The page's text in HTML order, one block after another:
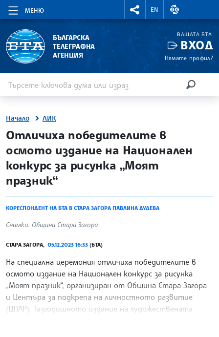
МЕНЮ
RIGHTMENU.SOCIAL
EN
ВАЛУТНИ
БЪЛГАРСКА
ТЕЛЕГРАФНА
АГЕНЦИЯ
ВАШАТА БТА
ВХОД
Нямате профил?
Начало ЛИК
site.bta
Отличиха победителите в
осмото издание на Национален
конкурс за рисунка „Моят
празник“
КОРЕСПОНДЕНТ НА БТА В СТАРА ЗАГОРА ПАВЛИНА ДУДЕВА
Снимка: Община Стара Загора
СТАРА ЗАГОРА, 05.12.2023 16:33 (БТА)
На специална церемония отличиха победителите в
осмото издание на Национален конкурс за рисунка
„Моят празник“, организиран от Община Стара Загора
и Центъра за подкрепа на личностното развитие
(ЦПЛР). Тазгодишното издание на художествената